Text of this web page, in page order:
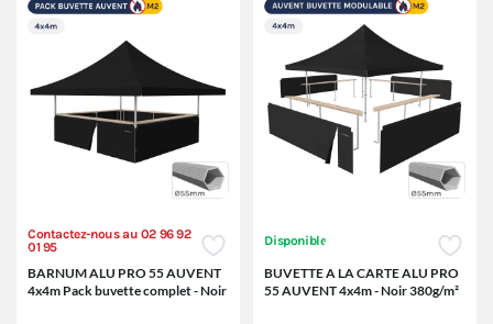
Contactez-nous au 02 96 92
01 95
BARNUM ALU PRO 55 AUVENT
4x4m Pack buvette complet - Noir
Disponible
BUVETTE A LA CARTE ALU PRO
55 AUVENT 4x4m - Noir 380g/m²